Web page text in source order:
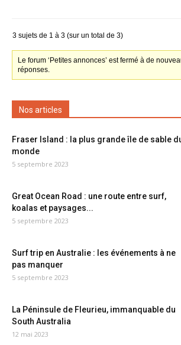
3 sujets de 1 à 3 (sur un total de 3)
Le forum ‘Petites annonces’ est fermé à de
réponses.
Nos articles
Fraser Island : la plus grande île de sable
monde
5 septembre 2023
Great Ocean Road : une route entre surf,
koalas et paysages...
5 septembre 2023
Surf trip en Australie : les événements à ne
pas manquer
5 septembre 2023
La Péninsule de Fleurieu, immanquable du
South Australia
12 mai 2023